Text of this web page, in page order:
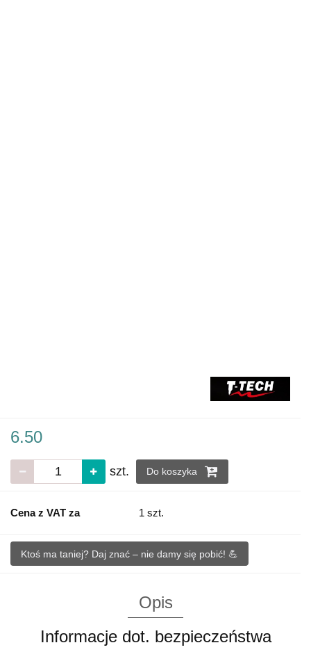
6.50
szt. Do koszyka
Cena z VAT za 1 szt.
Ktoś ma taniej? Daj znać – nie damy się pobić! 💪
Opis
Informacje dot. bezpieczeństwa